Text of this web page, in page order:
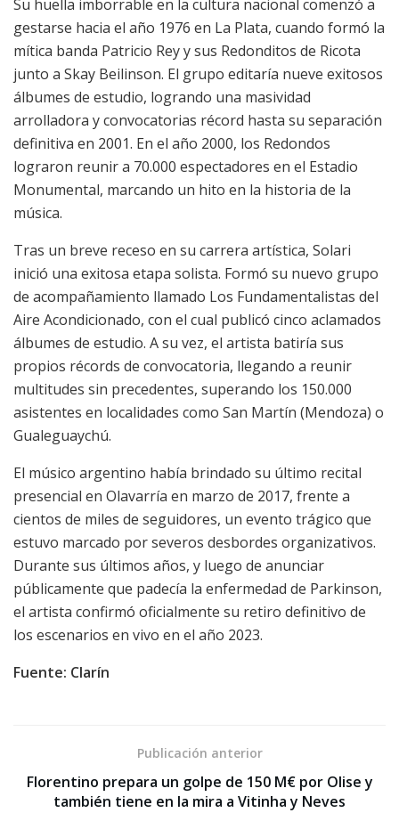
Su huella imborrable en la cultura nacional comenzó a
gestarse hacia el año 1976 en La Plata, cuando formó la
mítica banda Patricio Rey y sus Redonditos de Ricota
junto a Skay Beilinson. El grupo editaría nueve exitosos
álbumes de estudio, logrando una masividad
arrolladora y convocatorias récord hasta su separación
definitiva en 2001. En el año 2000, los Redondos
lograron reunir a 70.000 espectadores en el Estadio
Monumental, marcando un hito en la historia de la
música.
Tras un breve receso en su carrera artística, Solari
inició una exitosa etapa solista. Formó su nuevo grupo
de acompañamiento llamado Los Fundamentalistas del
Aire Acondicionado, con el cual publicó cinco aclamados
álbumes de estudio. A su vez, el artista batiría sus
propios récords de convocatoria, llegando a reunir
multitudes sin precedentes, superando los 150.000
asistentes en localidades como San Martín (Mendoza) o
Gualeguaychú.
El músico argentino había brindado su último recital
presencial en Olavarría en marzo de 2017, frente a
cientos de miles de seguidores, un evento trágico que
estuvo marcado por severos desbordes organizativos.
Durante sus últimos años, y luego de anunciar
públicamente que padecía la enfermedad de Parkinson,
el artista confirmó oficialmente su retiro definitivo de
los escenarios en vivo en el año 2023.
Fuente: Clarín
Publicación anterior
Florentino prepara un golpe de 150 M€ por Olise y
también tiene en la mira a Vitinha y Neves